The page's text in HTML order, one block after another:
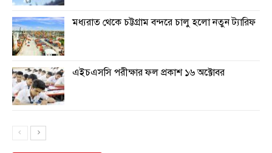
মধ্যরাত থেকে চট্টগ্রাম বন্দরে চালু হলো নতুন ট্যারিফ
এইচএসসি পরীক্ষার ফল প্রকাশ ১৬ অক্টোবর